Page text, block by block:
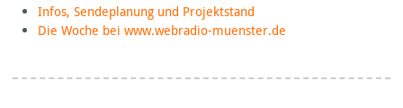
Infos, Sendeplanung und Projektstand
Die Woche bei www.webradio-muenster.de